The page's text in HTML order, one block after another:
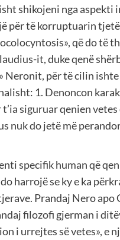
shikojeni nga aspekti
për të korruptuarin
që do të
it, duke qenë
Neronit, për të cilin
1. Denoncon
siguruar qenien
nuk do jetë më
specifik human që
harrojë se ky e ka
Prandaj Nero
filozofi gjerman i
i urrejtes së vetes», e